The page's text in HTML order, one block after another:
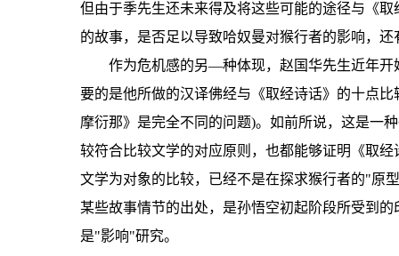
但由于季先生还未来得及将这些可能的途径与《
的故事，是否足以导致哈奴曼对猴行者的影响，
作为危机感的另—种体现，赵国华先生近年
要的是他所做的汉译佛经与《取经诗话》的十点
摩衍那》是完全不同的问题)。如前所说，这是一
较符合比较文学的对应原则，也都能够证明《取
文学为对象的比较，已经不是在探求猴行者的"原
某些故事情节的出处，是孙悟空初起阶段所受到
是"影响"研究。